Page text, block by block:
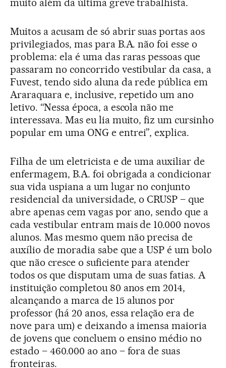
Muitos a acusam de só abrir suas portas aos
privilegiados, mas para B.A. não foi esse o
problema: ela é uma das raras pessoas que
passaram no concorrido vestibular da casa, a
Fuvest, tendo sido aluna da rede pública em
Araraquara e, inclusive, repetido um ano
letivo. “Nessa época, a escola não me
interessava. Mas eu lia muito, fiz um cursinho
popular em uma ONG e entrei”, explica.
Filha de um eletricista e de uma auxiliar de
enfermagem, B.A. foi obrigada a condicionar
sua vida uspiana a um lugar no conjunto
residencial da universidade, o CRUSP – que
abre apenas cem vagas por ano, sendo que a
cada vestibular entram mais de 10.000 novos
alunos. Mas mesmo quem não precisa de
auxílio de moradia sabe que a USP é um bolo
que não cresce o suficiente para atender
todos os que disputam uma de suas fatias. A
instituição completou 80 anos em 2014,
alcançando a marca de 15 alunos por
professor (há 20 anos, essa relação era de
nove para um) e deixando a imensa maioria
de jovens que concluem o ensino médio no
estado – 460.000 ao ano – fora de suas
fronteiras.